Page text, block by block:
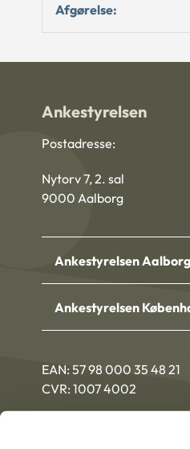
Afgørelse:
Ankestyrelsen
Postadresse:
Nytorv 7, 2. sal
9000 Aalborg
Ankestyrelsen Aalborg
Ankestyrelsen
EAN: 57 98 000 35 48 21
CVR: 1007 4002